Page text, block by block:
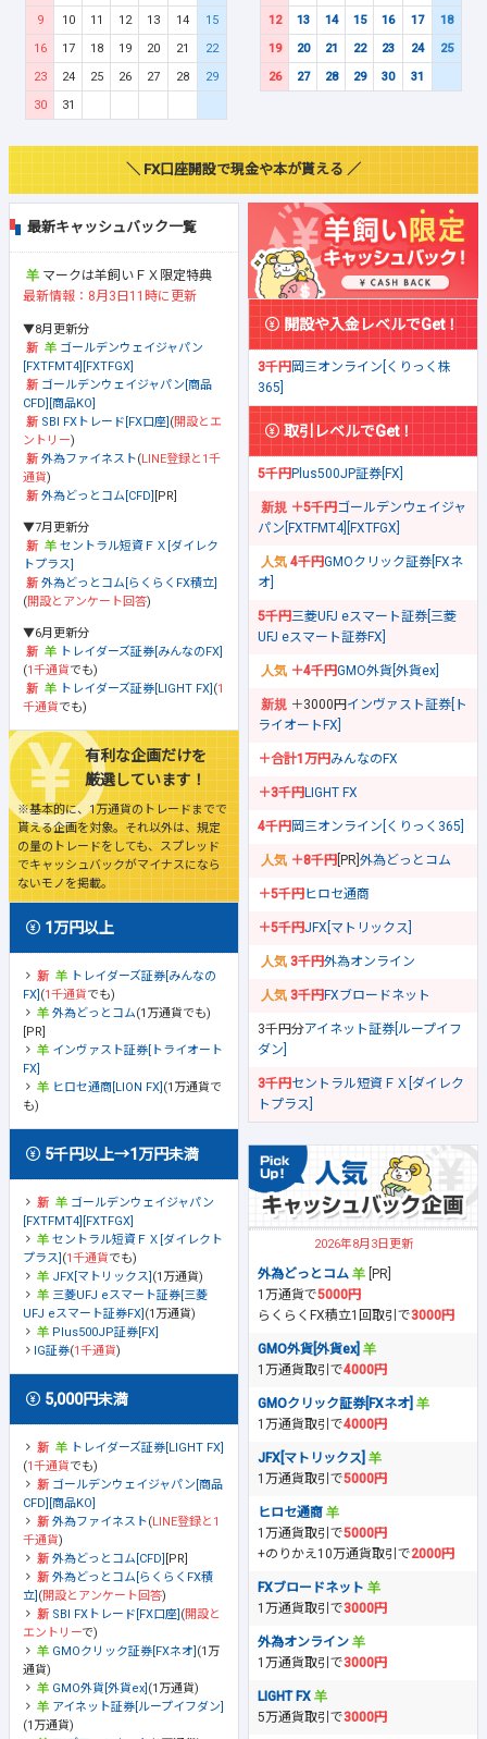
9
10 11 12 13 14
15
16
17 18 19 20 21
22
23
24 25 26 27 28
29
30
31
12
13 14 15 16 17
18
19
20 21 22 23 24
25
26
27 28 29 30 31
＼ FX口座開設で現金や本が貰える ／
最新キャッシュバック一覧
マークは羊飼いＦＸ限定特典
最新情報：8月3日11時に更新
▼8月更新分
ゴールデンウェイジャパン
[FXTFMT4][FXTFGX]
ゴールデンウェイジャパン[商品
CFD][商品KO]
SBI FXトレード[FX口座] (開設とエ
ントリー)
外為ファイネスト(LINE登録と1千
通貨)
外為どっとコム[CFD] [PR]
▼7月更新分
セントラル短資ＦＸ[ダイレク
トプラス]
外為どっとコム[らくらくFX積立]
(開設とアンケート回答)
▼6月更新分
トレイダーズ証券[みんなのFX]
(1千通貨でも)
トレイダーズ証券[LIGHT FX] (1
千通貨でも)
有利な企画だけを
厳選しています！
※基本的に、1万通貨のトレードまでで
貰える企画を対象。それ以外は、規定
の量のトレードをしても、スプレッド
でキャッシュバックがマイナスになら
ないモノを掲載。
1万円以上
トレイダーズ証券[みんなの
FX] (1千通貨でも)
外為どっとコム(1万通貨でも)
[PR]
インヴァスト証券[トライオート
FX]
ヒロセ通商[LION FX] (1万通貨で
も)
5千円以上→1万円未満
ゴールデンウェイジャパン
[FXTFMT4][FXTFGX]
セントラル短資ＦＸ[ダイレクト
プラス] (1千通貨でも)
JFX[マトリックス] (1万通貨)
三菱UFJ eスマート証券[三菱
UFJ eスマート証券FX] (1万通貨)
Plus500JP証券[FX]
IG証券(1千通貨)
5,000円未満
トレイダーズ証券[LIGHT FX]
(1千通貨でも)
ゴールデンウェイジャパン[商品
CFD][商品KO]
外為ファイネスト(LINE登録と1
千通貨)
外為どっとコム[CFD] [PR]
外為どっとコム[らくらくFX積
立] (開設とアンケート回答)
SBI FXトレード[FX口座] (開設と
エントリーで)
GMOクリック証券[FXネオ] (1万
通貨)
GMO外貨[外貨ex] (1万通貨)
アイネット証券[ループイフダン]
(1万通貨)
開設や入金レベルでGet！
3千円岡三オンライン[くりっく株
365]
取引レベルでGet！
5千円Plus500JP証券[FX]
＋5千円ゴールデンウェイジャ
パン[FXTFMT4][FXTFGX]
4千円GMOクリック証券[FXネ
オ]
5千円三菱UFJ eスマート証券[三菱
UFJ eスマート証券FX]
＋4千円GMO外貨[外貨ex]
＋3000円 インヴァスト証券[ト
ライオートFX]
＋合計1万円みんなのFX
＋3千円LIGHT FX
4千円岡三オンライン[くりっく365]
＋8千円 [PR] 外為どっとコム
＋5千円ヒロセ通商
＋5千円JFX[マトリックス]
3千円外為オンライン
3千円FXブロードネット
3千円分アイネット証券[ループイフ
ダン]
3千円セントラル短資ＦＸ[ダイレク
トプラス]
2026年8月3日更新
外為どっとコム
[PR]
1万通貨で5000円
らくらくFX積立1回取引で3000円
GMO外貨[外貨ex]
1万通貨取引で4000円
GMOクリック証券[FXネオ]
1万通貨取引で4000円
JFX[マトリックス]
1万通貨取引で5000円
ヒロセ通商
1万通貨取引で5000円
+のりかえ10万通貨取引で2000円
FXブロードネット
1万通貨取引で3000円
外為オンライン
1万通貨取引で3000円
LIGHT FX
5万通貨取引で3000円